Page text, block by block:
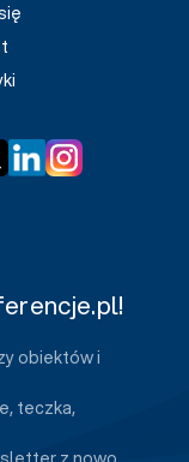
obiektów i
teczka,